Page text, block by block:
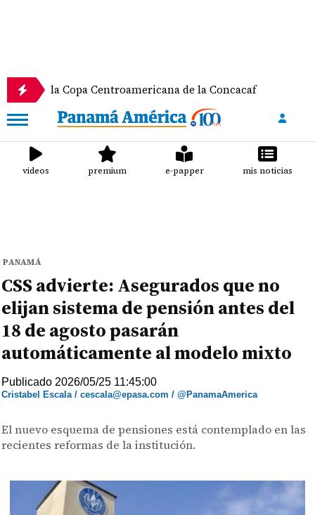
Copa Centroamericana de la Concacaf
videos premium e-papper mis noticias
PANAMÁ
CSS advierte: Asegurados que no
elijan sistema de pensión antes del
18 de agosto pasarán
automáticamente al modelo mixto
Publicado 2026/05/25 11:45:00
Cristabel Escala / cescala@epasa.com / @PanamaAmerica
El nuevo esquema de pensiones está contemplado en las
recientes reformas de la institución.